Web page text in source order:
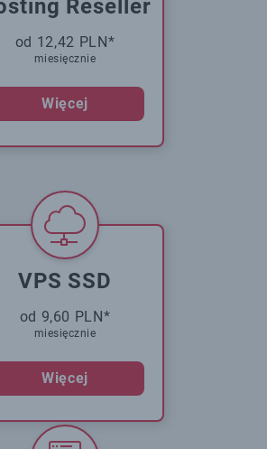
Reseller
od 12,42 PLN*
miesięcznie
Więcej
VPS SSD
od 9,60 PLN*
miesięcznie
Więcej